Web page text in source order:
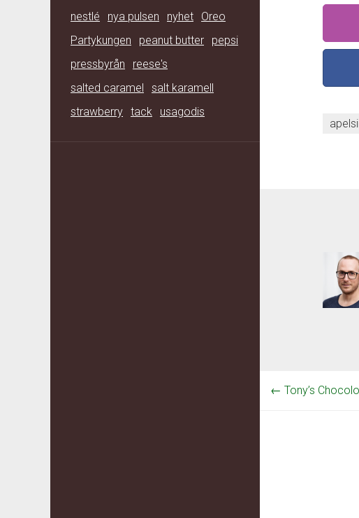
nestlé
nya pulsen nyhet
Oreo
Partykungen
peanut butter
pepsi
pressbyrån
reese's
salted caramel
salt karamell
strawberry tack usagodis
← Tony’s